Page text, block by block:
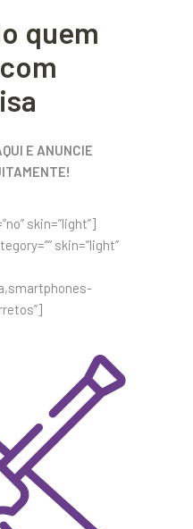
quem
E ANUNCIE
skin=”light”]
skin=”light”